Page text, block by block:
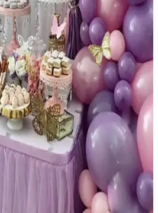
ve yapıştırma seti, kolay
kutlamalarınıza renk katıyor.
etkinlikler için ideal çözümler sunar.
Zinciri ile Etkinliklerinizi
Süsleyin
geniş alanları süslemek ve
ideal. Pratik kullanımı ve estetik
özel kılar.
Safari Folyo Balon Hayvan
Dekorasyon Ürünü
balonlar, doğa ve hayvan temalı
katmak için ideal, dayanıklı ve
ürünü.